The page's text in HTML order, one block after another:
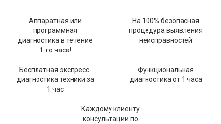
Аппаратная или
программная
диагностика в течение
1-го часа!
На 100% безопасная
процедура выявления
неисправностей
Бесплатная экспресс-
диагностика техники за
1 час
Функциональная
диагностика от 1 часа
Каждому клиенту
консультации по